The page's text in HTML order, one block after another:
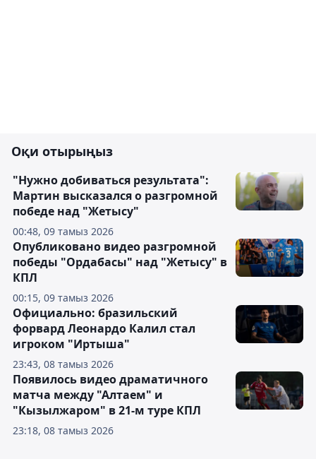
Оқи отырыңыз
00:48, 09 тамыз 2026
"Нужно добиваться результата":
Мартин высказался о разгромной
победе над "Жетысу"
00:15, 09 тамыз 2026
Опубликовано видео разгромной
победы "Ордабасы" над "Жетысу" в
КПЛ
23:43, 08 тамыз 2026
Официально: бразильский
форвард Леонардо Калил стал
игроком "Иртыша"
23:18, 08 тамыз 2026
Появилось видео драматичного
матча между "Алтаем" и
"Кызылжаром" в 21-м туре КПЛ